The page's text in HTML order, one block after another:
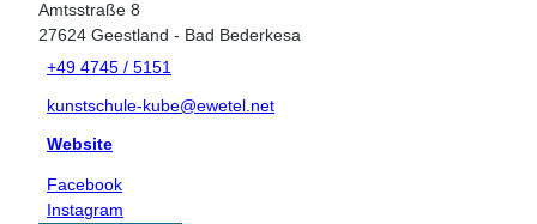
Amtsstraße 8
27624 Geestland - Bad Bederkesa
+49 4745 / 5151
kunstschule-kube@ewetel.net
Website
Facebook
Instagram